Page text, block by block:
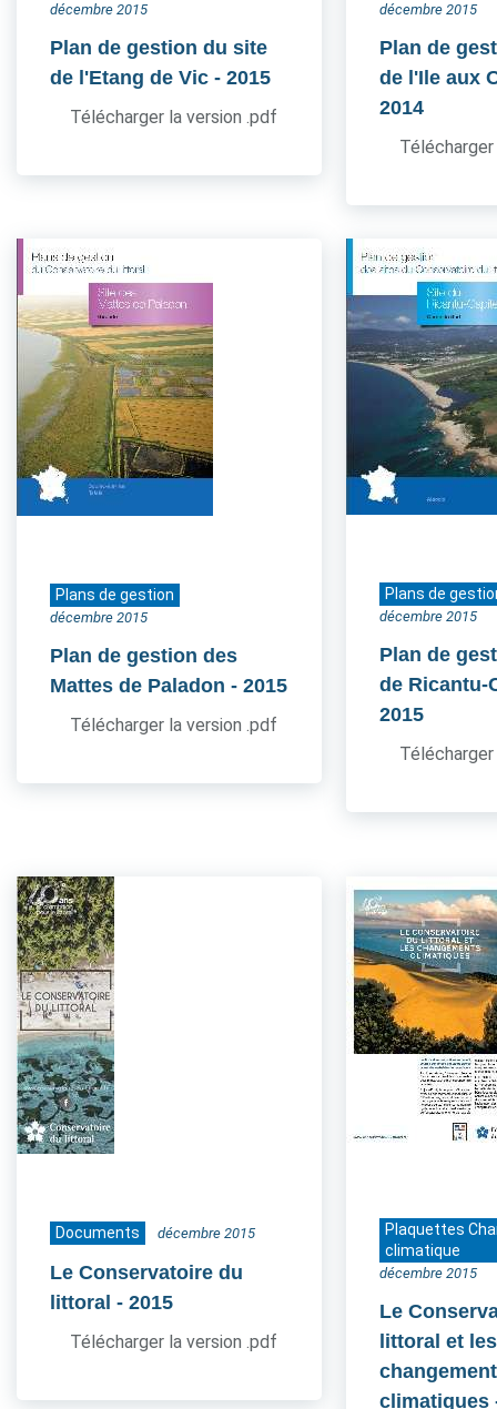
décembre 2015
Plan de gestion du site
de l'Etang de Vic - 2015
Télécharger la version .pdf
décembre 2015
Plan de
de l'Ile aux
2014
Plans de gestion
décembre 2015
Plan de gestion des
Mattes de Paladon - 2015
Télécharger la version .pdf
Plans de
décembre 2015
Plan de
de Ricantu-
2015
Documents décembre 2015
Le Conservatoire du
littoral - 2015
Télécharger la version .pdf
Plaquettes
climatique
décembre 2015
Le
littoral et les
climatiques